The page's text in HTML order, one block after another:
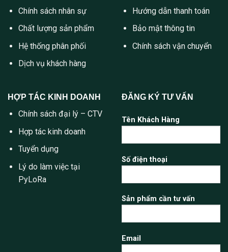
Chính sách nhân sự
Chất lượng sản phẩm
Hệ thống phân phối
Dịch vụ khách hàng
Hướng dẫn thanh toán
Bảo mật thông tin
Chính sách vận chuyển
HỢP TÁC KINH DOANH
Chính sách đại lý – CTV
Hợp tác kinh doanh
Tuyển dụng
Lý do làm việc tại
PyLoRa
ĐĂNG KÝ TƯ VẤN
Tên Khách Hàng
Số điện thoại
Sản phẩm cần tư vấn
Email